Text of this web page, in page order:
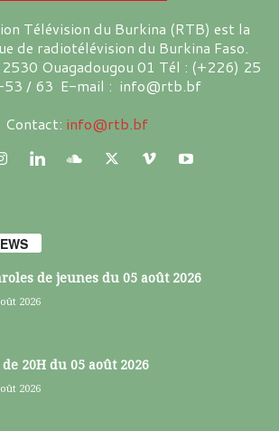
Télévision du Burkina (RTB) est la
de radiotélévision du Burkina Faso.
Ouagadougou 01 Tél : (+226) 25
/ 63 E-mail : info@rtb.bf
Contact: info@rtb.bf
de jeunes du 05 août 2026
2026
de 20H du 05 août 2026
2026